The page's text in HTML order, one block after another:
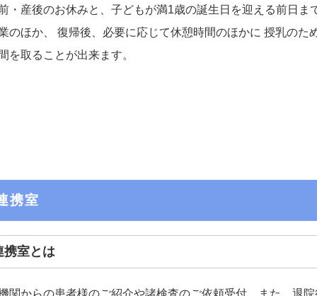
・産後のお休みと、子どもが満1歳の誕生日を迎える前日ま
のほか、 復帰後、必要に応じて休憩時間のほかに 授乳のた
を取ることが出来ます。
連携室
携室とは
関からの患者様のご紹介や諸検査のご依頼受付、また、退